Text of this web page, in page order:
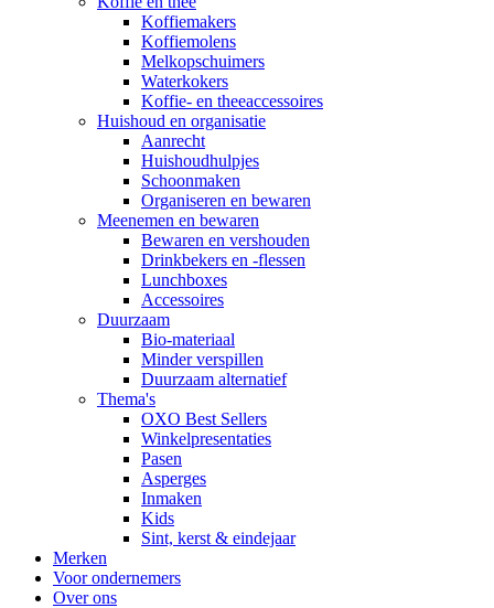
Koffiemakers
Koffiemolens
Melkopschuimers
Waterkokers
Koffie- en theeaccessoires
Huishoud en organisatie
Aanrecht
Huishoudhulpjes
Schoonmaken
Organiseren en bewaren
Meenemen en bewaren
Bewaren en vershouden
Drinkbekers en -flessen
Lunchboxes
Accessoires
Duurzaam
Bio-materiaal
Minder verspillen
Duurzaam alternatief
Thema's
OXO Best Sellers
Winkelpresentaties
Pasen
Asperges
Inmaken
Kids
Sint, kerst & eindejaar
Merken
Voor ondernemers
Over ons